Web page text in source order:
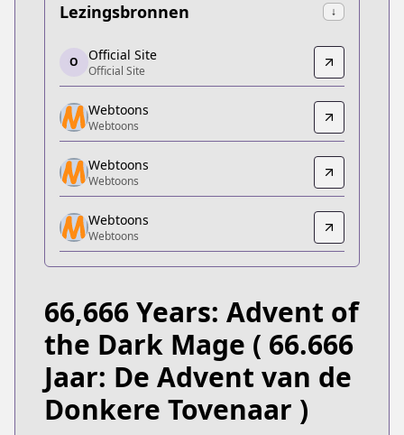
Lezingsbronnen ↓
Official Site
Official Site
https://manga.line.me/product/
Webtoons
Webtoons
https://www.webtoons.com/zh-hant/fantasy/
Webtoons
Webtoons
https://www.webtoons.com/fr/fantasy/66666-
Webtoons
Webtoons
Dongman Manhua
Dongman Manhua
https://www.dongmanmanhua.cn/FANTASY/
Webtoons
Webtoons
https://www.webtoons.com/th/fantasy/66666-
O Official Site
Official Site
Webtoons
Webtoons
Webtoons
Webtoons
Webtoons
Webtoons
66,666 Years: Advent of
the Dark Mage ( 66.666
Jaar: De Advent van de
Donkere Tovenaar )